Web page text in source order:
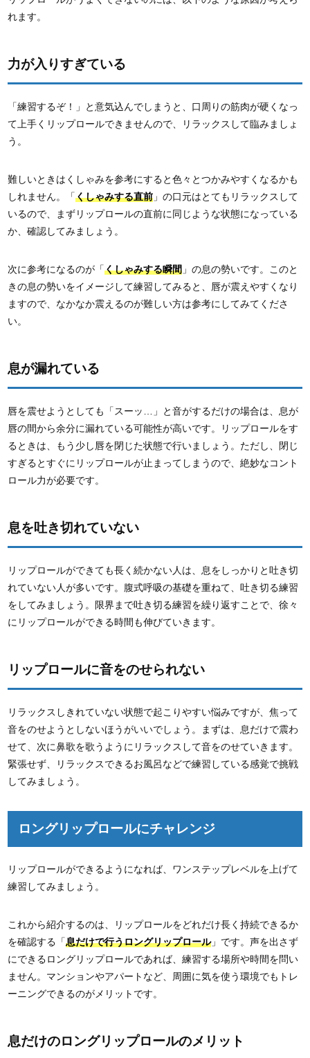
れます。
力が入りすぎている
「練習するぞ！」と意気込んでしまうと、口周りの筋肉が硬くなっ
て上手くリップロールできませんので、リラックスして臨みましょ
う。
難しいときはくしゃみを参考にすると色々とつかみやすくなるかも
しれません。「くしゃみする直前 」の口元はとてもリラックスして
いるので、まずリップロールの直前に同じような状態になっている
か、確認してみましょう。
次に参考になるのが「くしゃみする瞬間 」の息の勢いです。このと
きの息の勢いをイメージして練習してみると、唇が震えやすくなり
ますので、なかなか震えるのが難しい方は参考にしてみてくださ
い。
息が漏れている
唇を震せようとしても「スーッ…」と音がするだけの場合は、息が
唇の間から余分に漏れている可能性が高いです。リップロールをす
るときは、もう少し唇を閉じた状態で行いましょう。ただし、閉じ
すぎるとすぐにリップロールが止まってしまうので、絶妙なコント
ロール力が必要です。
息を吐き切れていない
リップロールができても長く続かない人は、息をしっかりと吐き切
れていない人が多いです。腹式呼吸の基礎を重ねて、吐き切る練習
をしてみましょう。限界まで吐き切る練習を繰り返すことで、徐々
にリップロールができる時間も伸びていきます。
リップロールに音をのせられない
リラックスしきれていない状態で起こりやすい悩みですが、焦って
音をのせようとしないほうがいいでしょう。まずは、息だけで震わ
せて、次に鼻歌を歌うようにリラックスして音をのせていきます。
緊張せず、リラックスできるお風呂などで練習している感覚で挑戦
してみましょう。
ロングリップロールにチャレンジ
リップロールができるようになれば、ワンステップレベルを上げて
練習してみましょう。
これから紹介するのは、リップロールをどれだけ長く持続できるか
を確認する「息だけで行うロングリップロール」です。声を出さず
にできるロングリップロールであれば、練習する場所や時間を問い
ません。マンションやアパートなど、周囲に気を使う環境でもトレ
ーニングできるのがメリットです。
息だけのロングリップロールのメリット